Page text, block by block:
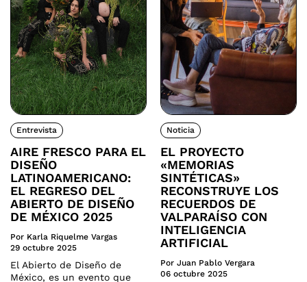
Entrevista
AIRE FRESCO PARA EL
DISEÑO
LATINOAMERICANO:
EL REGRESO DEL
ABIERTO DE DISEÑO
DE MÉXICO 2025
Por Karla Riquelme Vargas
29 octubre 2025
El Abierto de Diseño de
México, es un evento que
Noticia
EL PROYECTO
«MEMORIAS
SINTÉTICAS»
RECONSTRUYE LOS
RECUERDOS DE
VALPARAÍSO CON
INTELIGENCIA
ARTIFICIAL
Por Juan Pablo Vergara
06 octubre 2025